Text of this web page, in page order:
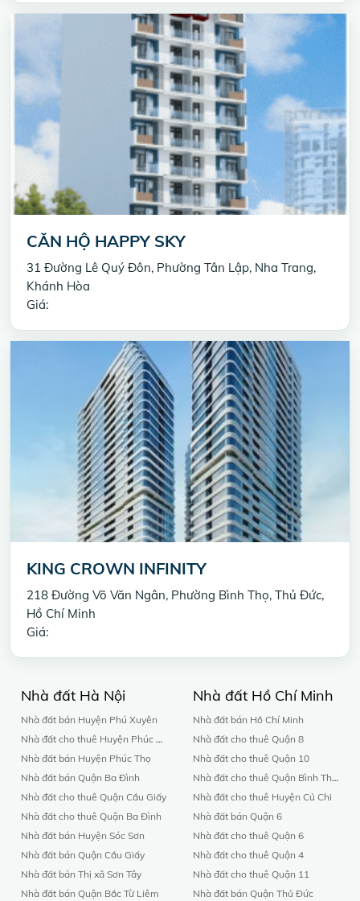
CĂN HỘ HAPPY SKY
31 Đường Lê Quý Đôn, Phường Tân Lập, Nha Trang,
Khánh Hòa
Giá:
KING CROWN INFINITY
218 Đường Võ Văn Ngân, Phường Bình Thọ, Thủ Đức,
Hồ Chí Minh
Giá:
Nhà đất Hà Nội
Nhà đất bán Huyện Phú Xuyên
Nhà đất cho thuê Huyện Phúc Thọ
Nhà đất bán Huyện Phúc Thọ
Nhà đất bán Quận Ba Đình
Nhà đất cho thuê Quận Cầu Giấy
Nhà đất cho thuê Quận Ba Đình
Nhà đất bán Huyện Sóc Sơn
Nhà đất bán Quận Cầu Giấy
Nhà đất bán Thị xã Sơn Tây
Nhà đất bán Quận Bắc Từ Liêm
Nhà đất Hồ Chí Minh
Nhà đất bán Hồ Chí Minh
Nhà đất cho thuê Quận 8
Nhà đất cho thuê Quận 10
Nhà đất cho thuê Quận Bình Thạnh
Nhà đất cho thuê Huyện Củ Chi
Nhà đất bán Quận 6
Nhà đất cho thuê Quận 6
Nhà đất cho thuê Quận 4
Nhà đất cho thuê Quận 11
Nhà đất bán Quận Thủ Đức